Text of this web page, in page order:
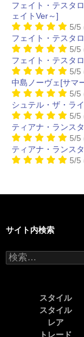
フェイト・テスタ
ェイトVer～]
5/5
フェイト・テスタ
5/5
フェイト・テスタ
5/5
中島ノーヴェ[サマ
5/5
シュテル・ザ・ラ
5/5
ティアナ・ランス
5/5
ティアナ・ランス
5/5
サイト内検索
検
索:
スタイル
スタイル
レア
トレード